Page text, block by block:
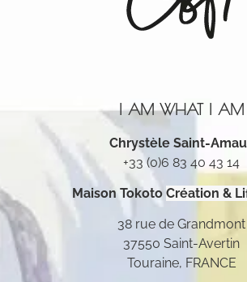
I AM WHAT I AM
Chrystèle Saint-
+33 (0)6 83 40 43 14
Maison Tokoto Création &
38 rue de Grandmont
37550 Saint-Avertin
Touraine, FRANCE